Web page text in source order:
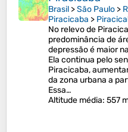
Brasil >São Paulo >
Piracicaba >
No relevo de
predominância de
depressão é maior
Ela continua pelo
Piracicaba,
da zona urbana a
Essa…
Altitude média: 557